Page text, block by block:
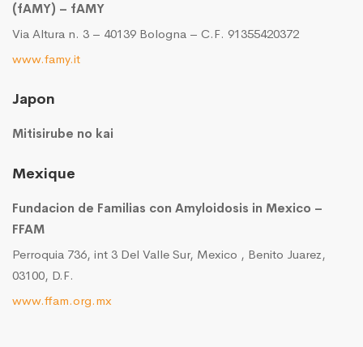
(fAMY) – fAMY
Via Altura n. 3 – 40139 Bologna – C.F. 91355420372
www.famy.it
Japon
Mitisirube no kai
Mexique
Fundacion de Familias con Amyloidosis in Mexico –
FFAM
Perroquia 736, int 3 Del Valle Sur, Mexico , Benito Juarez,
03100, D.F.
www.ffam.org.mx